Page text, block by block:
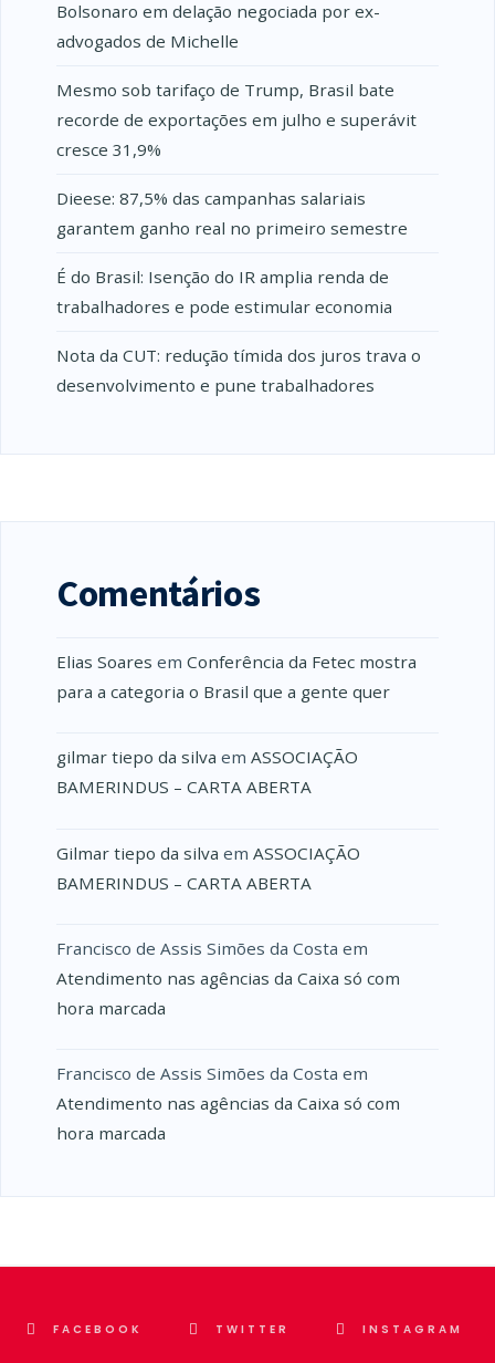
Bolsonaro em delação negociada por ex-
advogados de Michelle
Mesmo sob tarifaço de Trump, Brasil bate
recorde de exportações em julho e superávit
cresce 31,9%
Dieese: 87,5% das campanhas salariais
garantem ganho real no primeiro semestre
É do Brasil: Isenção do IR amplia renda de
trabalhadores e pode estimular economia
Nota da CUT: redução tímida dos juros trava o
desenvolvimento e pune trabalhadores
Comentários
Elias Soares em Conferência da Fetec mostra
para a categoria o Brasil que a gente quer
gilmar tiepo da silva em ASSOCIAÇÃO
BAMERINDUS – CARTA ABERTA
Gilmar tiepo da silva em ASSOCIAÇÃO
BAMERINDUS – CARTA ABERTA
Francisco de Assis Simões da Costa em
Atendimento nas agências da Caixa só com
hora marcada
Francisco de Assis Simões da Costa em
Atendimento nas agências da Caixa só com
hora marcada
FACEBOOK TWITTER INSTAGRAM